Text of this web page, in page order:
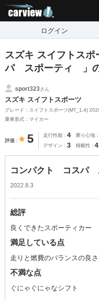
ログイン
スズキ スイフトス
パ スポーティ 」の
sport323さん
スズキ スイフトスポーツ
グレード：スイフトスポーツ(MT_1.4)
乗車形式：マイカー
評価 5 走行性能 4 乗り心地
デザイン 3 積載性 4
コンパクト コスパ
2022.8.3
総評
良くできたスポーティカー
満足している点
走りと燃費のバランスの良さ
不満な点
ぐにゃぐにゃなシフト